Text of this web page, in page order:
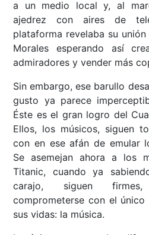
a un medio local y, al
ajedrez con aires de
plataforma revelaba su
Morales esperando así
admiradores y vender más
Sin embargo, ese barullo
gusto ya parece
Éste es el gran logro del
Ellos, los músicos, siguen
con en ese afán de emular
Se asemejan ahora a los
Titanic, cuando ya
carajo, siguen
comprometerse con el
sus vidas: la música.